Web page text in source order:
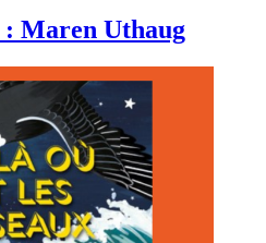
: Maren Uthaug